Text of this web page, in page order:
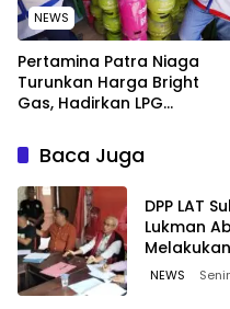
NEWS
Pertamina Patra Niaga
Turunkan Harga Bright
Gas, Hadirkan LPG
Lebih Kompetitif
Baca Juga
‎DPP LAT
Lukman
NEWS